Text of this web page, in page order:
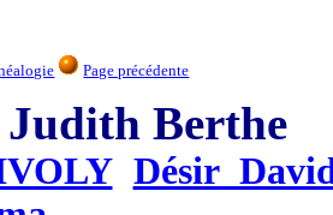
Page précédente
Berthe
Désir